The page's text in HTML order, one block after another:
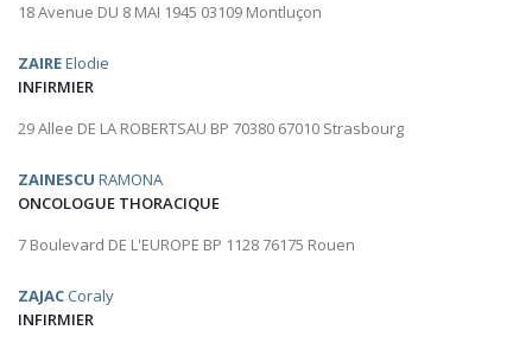
18 Avenue DU 8 MAI 1945 03109 Montluçon
ZAIREElodie
INFIRMIER
29 Allee DE LA ROBERTSAU BP 70380 67010 Strasbourg
ZAINESCU RAMONA
ONCOLOGUE THORACIQUE
7 Boulevard DE L'EUROPE BP 1128 76175 Rouen
ZAJAC Coraly
INFIRMIER